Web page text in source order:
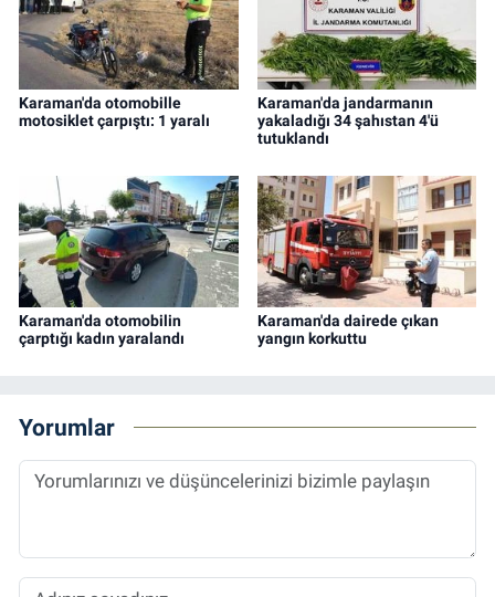
Karaman'da otomobille
motosiklet çarpıştı: 1 yaralı
Karaman'da jandarmanın
yakaladığı 34 şahıstan 4'ü
tutuklandı
Karaman'da otomobilin
çarptığı kadın yaralandı
Karaman'da dairede çıkan
yangın korkuttu
Yorumlar